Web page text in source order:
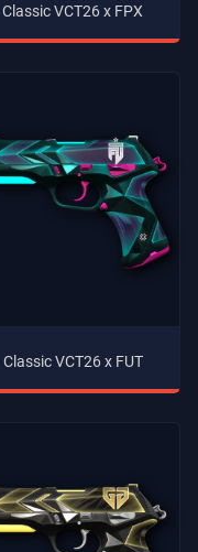
Classic VCT26 x FPX
Classic VCT26 x FUT